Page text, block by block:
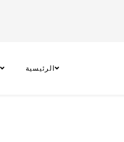
الرئيسية